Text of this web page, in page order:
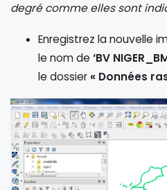
degré comme elles sont
Enregistrez la nouvelle
le nom de‘BV
le dossier« Données